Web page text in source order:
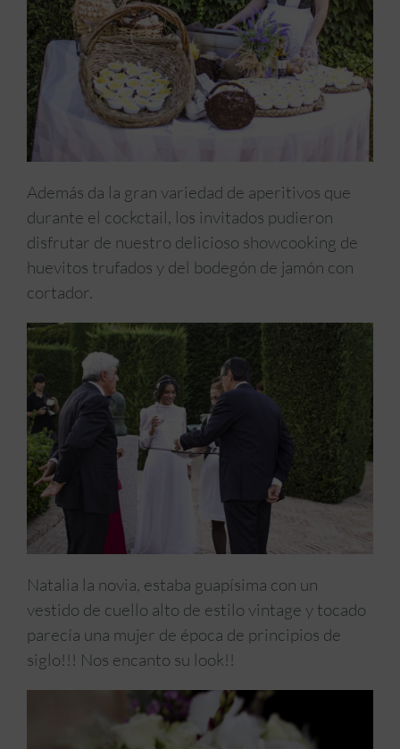
Además da la gran variedad de aperitivos que
durante el cockctail, los invitados pudieron
disfrutar de nuestro delicioso showcooking de
huevitos trufados y del bodegón de jamón con
cortador.
Natalia la novia, estaba guapísima con un
vestido de cuello alto de estilo vintage y tocado
parecía una mujer de época de principios de
siglo!!! Nos encanto su look!!